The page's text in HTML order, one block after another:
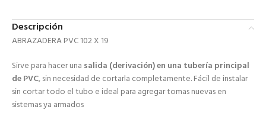
Descripción
ABRAZADERA PVC 102 X 19
Sirve para hacer una salida (derivación) en una tubería principal
de PVC, sin necesidad de cortarla completamente. Fácil de instalar
sin cortar todo el tubo e ideal para agregar tomas nuevas en
sistemas ya armados